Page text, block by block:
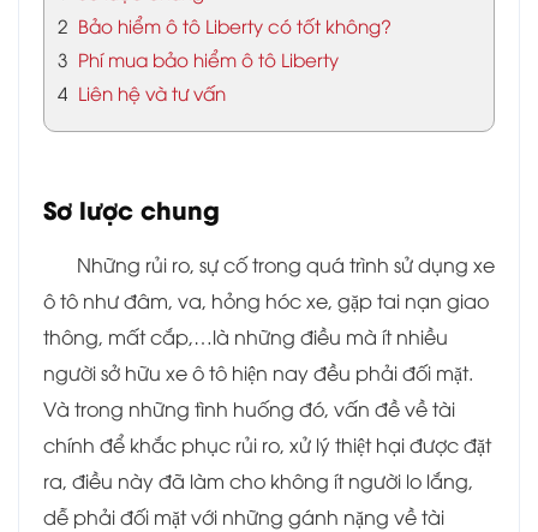
2 Bảo hiểm ô tô Liberty có tốt không?
3 Phí mua bảo hiểm ô tô Liberty
4 Liên hệ và tư vấn
Sơ lược chung
Những rủi ro, sự cố trong quá trình sử dụng xe
ô tô như đâm, va, hỏng hóc xe, gặp tai nạn giao
thông, mất cắp,…là những điều mà ít nhiều
người sở hữu xe ô tô hiện nay đều phải đối mặt.
Và trong những tình huống đó, vấn đề về tài
chính để khắc phục rủi ro, xử lý thiệt hại được đặt
ra, điều này đã làm cho không ít người lo lắng,
dễ phải đối mặt với những gánh nặng về tài